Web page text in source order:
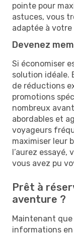
pointe pour
astuces, vous
adaptée à
Devenez
Si économiser
solution idéale.
de réductions
promotions
nombreux
abordables et
voyageurs
maximiser leur
l’aurez essayé,
vous avez pu
Prêt à
aventure ?
Maintenant
informations